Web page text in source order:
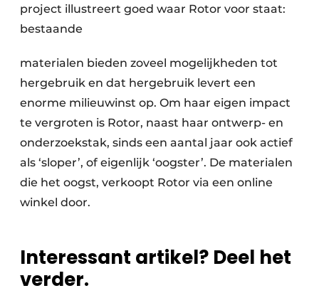
project illustreert goed waar Rotor voor staat:
bestaande
materialen bieden zoveel mogelijkheden tot
hergebruik en dat hergebruik levert een
enorme milieuwinst op. Om haar eigen impact
te vergroten is Rotor, naast haar ontwerp- en
onderzoekstak, sinds een aantal jaar ook actief
als ‘sloper’, of eigenlijk ‘oogster’. De materialen
die het oogst, verkoopt Rotor via een online
winkel door.
Interessant artikel? Deel het
verder.